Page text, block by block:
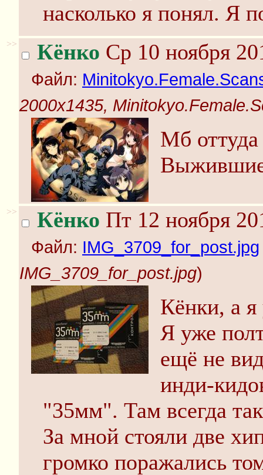
насколько я понял. Я
>> Кёнко Ср 10 ноября
Файл:
2000x1435,
Мб оттуда
Выжившие
>> Кёнко Пт 12 ноября
Файл: IMG_3709_for_post.jpg
IMG_3709_for_post.jpg)
Кёнки, а я
Я уже
ещё не
инди-
"35мм". Там всегда
За мной стояли две
громко поражались